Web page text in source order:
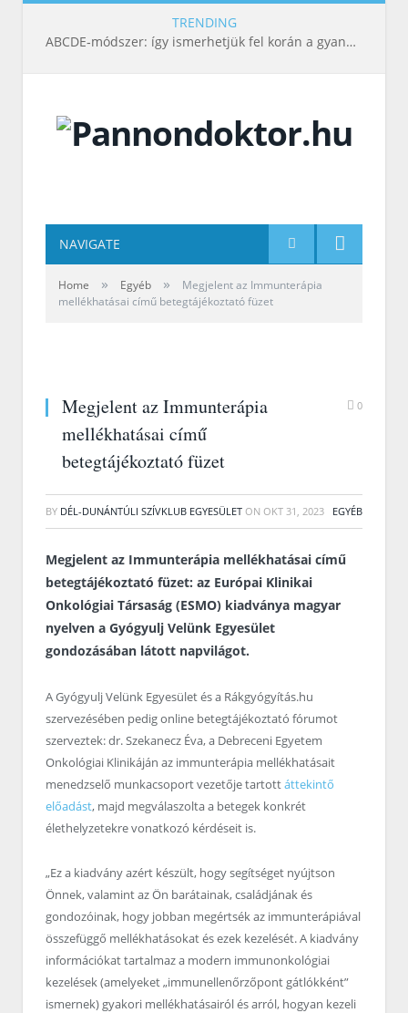
TRENDING
ABCDE‑módszer: így ismerhetjük fel korán a gyanús bőrelváltozásokat
NAVIGATE
Home » Egyéb »
Megjelent az Immunterápia
mellékhatásai című betegtájékoztató füzet
Megjelent az Immunterápia
mellékhatásai című
betegtájékoztató füzet
0
BY DÉL-DUNÁNTÚLI SZÍVKLUB EGYESÜLET ON OKT 31, 2023 EGYÉB
Megjelent az Immunterápia mellékhatásai című
betegtájékoztató füzet: az Európai Klinikai
Onkológiai Társaság (ESMO) kiadványa magyar
nyelven a Gyógyulj Velünk Egyesület
gondozásában látott napvilágot.
A Gyógyulj Velünk Egyesület és a Rákgyógyítás.hu
szervezésében pedig online betegtájékoztató fórumot
szerveztek: dr. Szekanecz Éva, a Debreceni Egyetem
Onkológiai Klinikáján az immunterápia mellékhatásait
menedzselő munkacsoport vezetője tartottáttekintő
előadást, majd megválaszolta a betegek konkrét
élethelyzetekre vonatkozó kérdéseit is.
„Ez a kiadvány azért készült, hogy segítséget nyújtson
Önnek, valamint az Ön barátainak, családjának és
gondozóinak, hogy jobban megértsék az immunterápiával
összefüggő mellékhatásokat és ezek kezelését. A kiadvány
információkat tartalmaz a modern immunonkológiai
kezelések (amelyeket „immunellenőrzőpont gátlókként”
ismernek) gyakori mellékhatásairól és arról, hogyan kezeli